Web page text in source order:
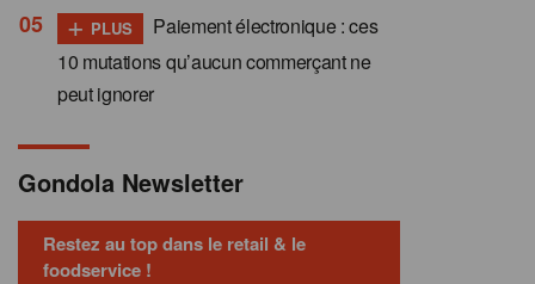
+ PLUS
Paiement électronique : ces
10 mutations qu’aucun commerçant ne
peut ignorer
Gondola Newsletter
Restez au top dans le retail & le
foodservice !